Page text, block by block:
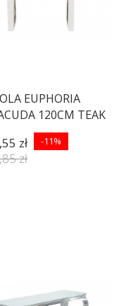
EUPHORIA
120CM TEAK
zł -11%
zł